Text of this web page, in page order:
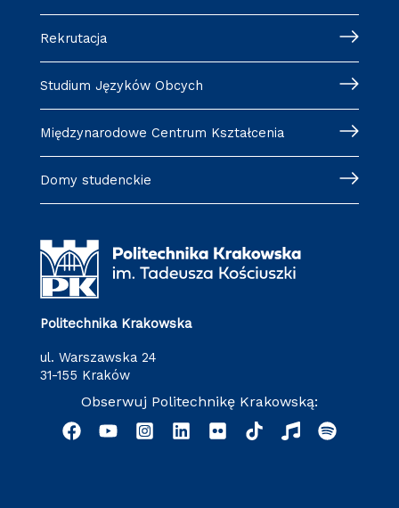
Rekrutacja
Studium Języków Obcych
Międzynarodowe Centrum Kształcenia
Domy studenckie
Politechnika Krakowska
ul. Warszawska 24
31-155 Kraków
Obserwuj Politechnikę Krakowską: